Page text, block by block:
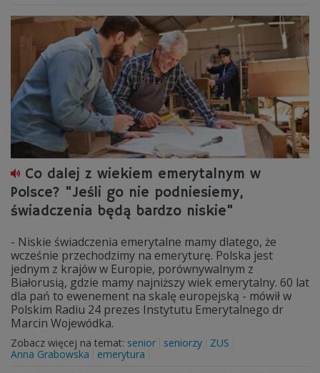
Co dalej z wiekiem emerytalnym w
Polsce? "Jeśli go nie podniesiemy,
świadczenia będą bardzo niskie"
- Niskie świadczenia emerytalne mamy dlatego, że
wcześnie przechodzimy na emeryturę. Polska jest
jednym z krajów w Europie, porównywalnym z
Białorusią, gdzie mamy najniższy wiek emerytalny. 60 lat
dla pań to ewenement na skalę europejską - mówił w
Polskim Radiu 24 prezes Instytutu Emerytalnego dr
Marcin Wojewódka.
Zobacz więcej na temat: senior seniorzy
ZUS
Anna Grabowska
emerytura